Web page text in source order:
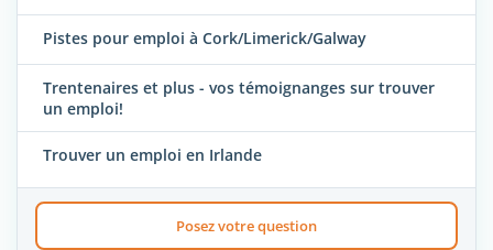
Pistes pour emploi à Cork/Limerick/Galway
Trentenaires et plus - vos témoignanges sur trouver
un emploi!
Trouver un emploi en Irlande
Posez votre question